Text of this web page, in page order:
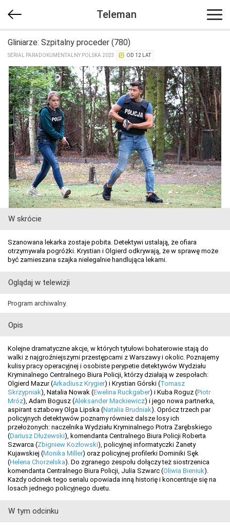
Teleman
Gliniarze: Szpitalny proceder (780)
SERIAL PARADOKUMENTALNY POLSKA 2023 OD 12 LAT
W skrócie
Szanowana lekarka zostaje pobita. Detektywi ustalają, że ofiara
otrzymywała pogróżki. Krystian i Olgierd odkrywają, że w sprawę może
być zamieszana szajka nielegalnie handlująca lekami.
Oglądaj w telewizji
Program archiwalny.
Opis
Kolejne dramatyczne akcje, w których tytułowi bohaterowie stają do
walki z najgroźniejszymi przestępcami z Warszawy i okolic. Poznajemy
kulisy pracy operacyjnej i osobiste perypetie detektywów Wydziału
Kryminalnego Centralnego Biura Policji, którzy działają w zespołach:
Olgierd Mazur (Arkadiusz Krygier) i Krystian Górski (Tomasz
Skrzypniak), Natalia Nowak (Ewelina Ruckgaber) i Kuba Roguz (Piotr
Mróz), Adam Bogusz (Aleksander Mackiewicz) i jego nowa partnerka,
aspirant sztabowy Olga Lipska (Natalia Brudniak). Oprócz trzech par
policyjnych detektywów poznamy również dalsze losy ich
przełożonych: naczelnika Wydziału Kryminalnego Piotra Zarębskiego
(Dariusz Dłużewski), komendanta Centralnego Biura Policji Roberta
Szwarca (Zbigniew Kozłowski), policyjnej informatyczki Żanety
Kujawskiej (Monika Miller) oraz policyjnej profilerki Dominiki Sęk
(Helena Chorzelska). Do zgranego zespołu dołączy też siostrzenica
komendanta Centralnego Biura Policji, Julia Szwarc (Oliwia Bieniuk).
Każdy odcinek tego serialu opowiada inną historię i koncentruje się na
losach jednego policyjnego duetu.
W tym odcinku